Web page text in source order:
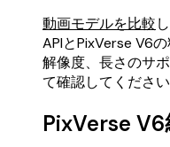
動画モデルを比較
APIとPixVerse V6
解像度、長さのサ
て確認してください
PixVerse